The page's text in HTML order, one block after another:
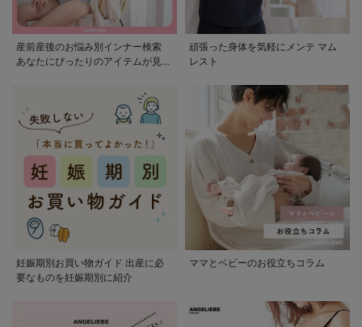
産前産後のお悩み別インナー検索
あなたにぴったりのアイテムが見つ
頑張った身体を気軽にメンテ マム
レスト
妊娠期別お買い物ガイド 出産に必
要なものを妊娠期別に紹介
ママとベビーのお役立ちコラム